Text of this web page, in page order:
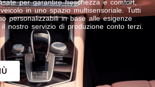
per garantire freschezza e comfort,
in uno spazio multisensoriale. Tutti
personalizzabili in base alle esigenze
nostro servizio di produzione conto terzi.